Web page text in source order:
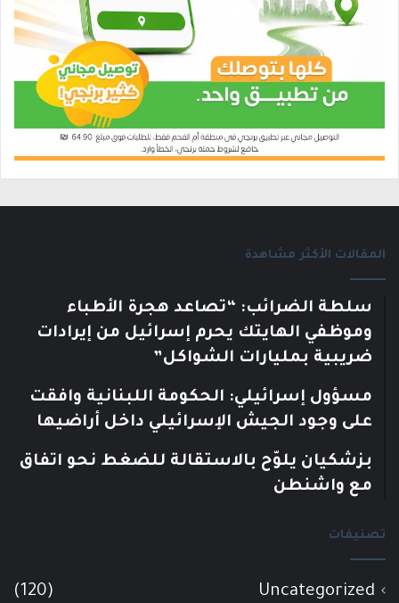
المقالات الأكثر مشاهدة
سلطة الضرائب: “تصاعد هجرة الأطباء
وموظفي الهايتك يحرم إسرائيل من إيرادات
ضريبية بمليارات الشواكل”
مسؤول إسرائيلي: الحكومة اللبنانية وافقت
على وجود الجيش الإسرائيلي داخل أراضيها
بزشكيان يلوّح بالاستقالة للضغط نحو اتفاق
مع واشنطن
تصنيفات
Uncategorized
(120)